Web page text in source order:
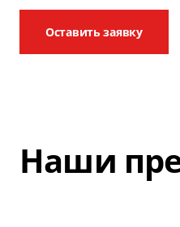
Оставить заявку
Наши